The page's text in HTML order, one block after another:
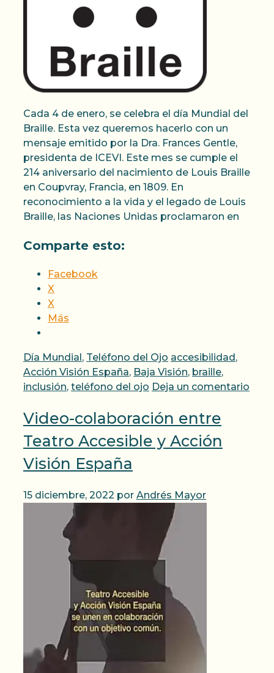
Cada 4 de enero, se celebra el día Mundial del
Braille. Esta vez queremos hacerlo con un
mensaje emitido por la Dra. Frances Gentle,
presidenta de ICEVI. Este mes se cumple el
214 aniversario del nacimiento de Louis Braille
en Coupvray, Francia, en 1809. En
reconocimiento a la vida y el legado de Louis
Braille, las Naciones Unidas proclamaron en
Comparte esto:
Facebook
X
X
Más
Categorías
Día Mundial , Teléfono del Ojo Etiquetas
accesibilidad ,
Acción Visión España, Baja Visión, braille,
inclusión, teléfono del ojo Deja un comentario
Video-colaboración entre
Teatro Accesible y Acción
Visión España
15 diciembre, 2022 por Andrés Mayor